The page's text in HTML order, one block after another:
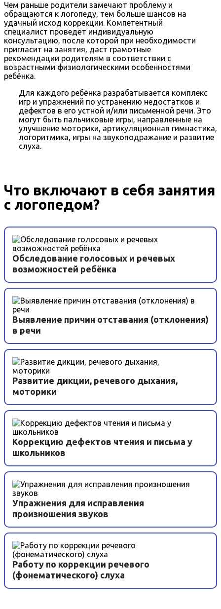
Чем раньше родители замечают проблему и
обращаются к логопеду, тем больше шансов на
удачный исход коррекции. Компетентный
специалист проведёт индивидуальную
консультацию, после которой при необходимости
пригласит на занятия, даст грамотные
рекомендации родителям в соответствии с
возрастными физиологическими особенностями
ребёнка.
Для каждого ребёнка разрабатывается комплекс
игр и упражнений по устранению недостатков и
дефектов в его устной и/или письменной речи. Это
могут быть пальчиковые игры, направленные на
улучшение моторики, артикуляционная гимнастика,
логоритмика, игры на звукоподражание и развитие
слуха.
Что включают в себя занятия
с логопедом?
Обследование голосовых и речевых
возможностей ребёнка
Выявление причин отставания (отклонения)
в речи
Развитие дикции, речевого дыхания,
моторики
Коррекцию дефектов чтения и письма у
школьников
Упражнения для исправления
произношения звуков
Работу по коррекции речевого
(фонематического) слуха